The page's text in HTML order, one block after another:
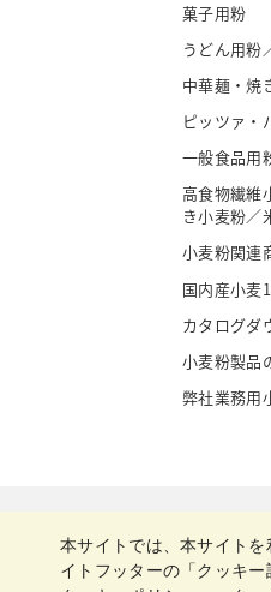
菓子用粉
うどん用粉
中華麺・焼
ピッツァ・
一般食品用
高食物繊維
き小麦粉／
小麦粉関連
国内産小麦
カタログダ
小麦粉製品
弊社業務用
日清製粉グループ
本サイトでは、本サイト
イトフッターの「クッキ